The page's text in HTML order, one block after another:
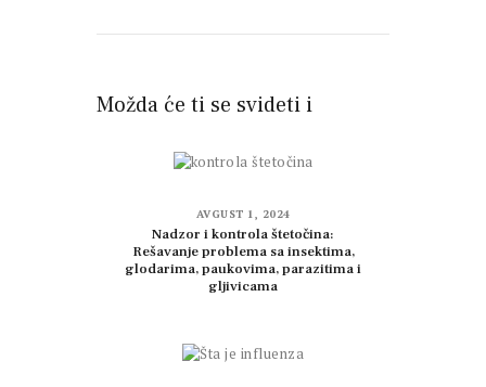
Možda će ti se svideti i
AVGUST 1, 2024
Nadzor i kontrola štetočina:
Rešavanje problema sa insektima,
glodarima, paukovima, parazitima i
gljivicama